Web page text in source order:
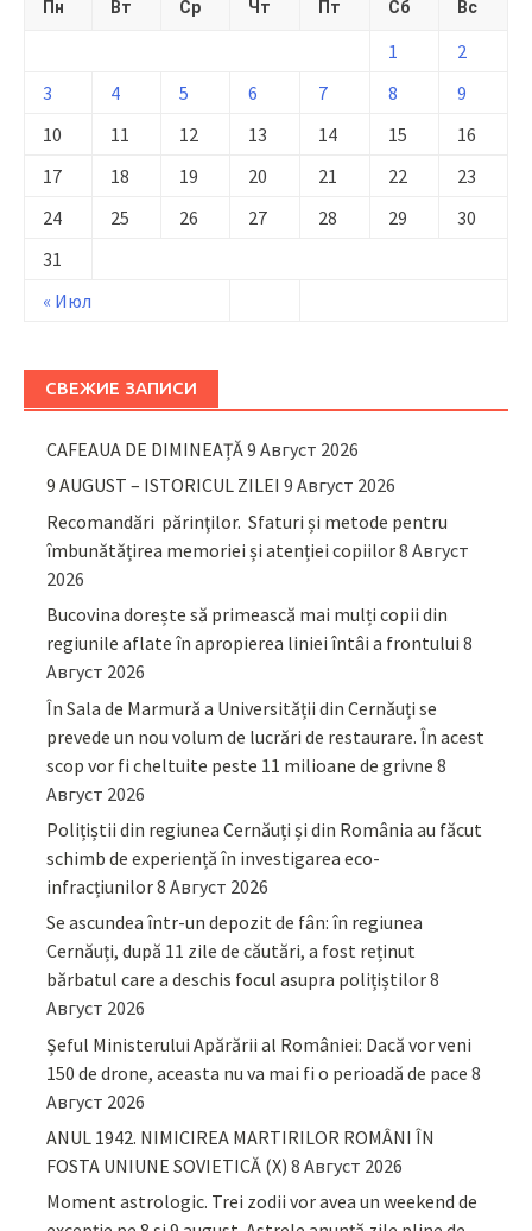
Пн Вт Ср Чт Пт Сб Вс
« Июл
1
2
3
4 5 6 7 8
9
10
11 12 13 14 15
16
17
18 19 20 21 22
23
24
25 26 27 28 29
30
31
СВЕЖИЕ ЗАПИСИ
CAFEAUA DE DIMINEAȚĂ9 Август 2026
9 AUGUST – ISTORICUL ZILEI 9 Август 2026
Recomandări părinţilor. Sfaturi și metode pentru
îmbunătățirea memoriei și atenției copiilor8 Август
2026
Bucovina dorește să primească mai mulți copii din
regiunile aflate în apropierea liniei întâi a frontului 8
Август 2026
În Sala de Marmură a Universității din Cernăuți se
prevede un nou volum de lucrări de restaurare. În acest
scop vor fi cheltuite peste 11 milioane de grivne 8
Август 2026
Polițiștii din regiunea Cernăuți și din România au făcut
schimb de experiență în investigarea eco-
infracțiunilor8 Август 2026
Se ascundea într-un depozit de fân: în regiunea
Cernăuți, după 11 zile de căutări, a fost reținut
bărbatul care a deschis focul asupra polițiștilor8
Август 2026
Șeful Ministerului Apărării al României: Dacă vor veni
150 de drone, aceasta nu va mai fi o perioadă de pace 8
Август 2026
ANUL 1942. NIMICIREA MARTIRILOR ROMÂNI ÎN
FOSTA UNIUNE SOVIETICĂ (X) 8 Август 2026
Moment astrologic. Trei zodii vor avea un weekend de